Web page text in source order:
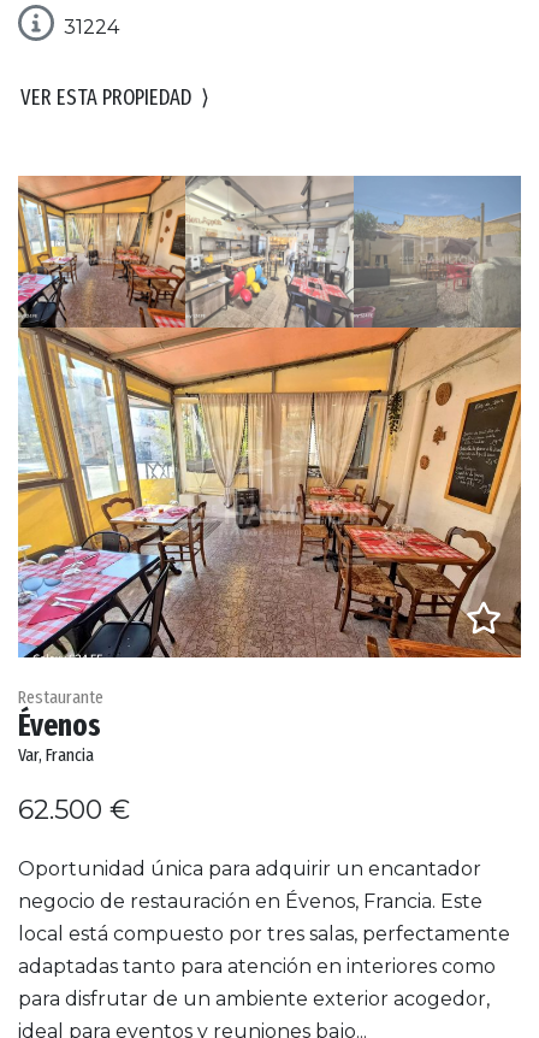
31224
VER ESTA PROPIEDAD ⟩
Restaurante
Évenos
Var, Francia
62.500 €
Oportunidad única para adquirir un encantador
negocio de restauración en Évenos, Francia. Este
local está compuesto por tres salas, perfectamente
adaptadas tanto para atención en interiores como
para disfrutar de un ambiente exterior acogedor,
ideal para eventos y reuniones bajo...